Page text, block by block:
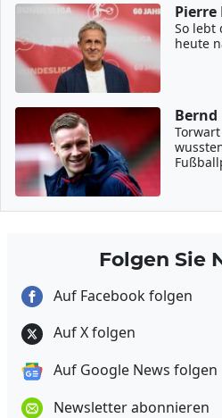
So lebt
heute
Folgen Sie
Auf Facebook folgen
Auf X folgen
Auf Google News folgen
Newsletter abonnieren